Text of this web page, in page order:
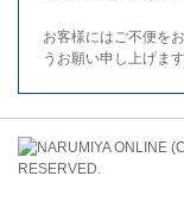
お客様にはご不便を
うお願い申し上げます